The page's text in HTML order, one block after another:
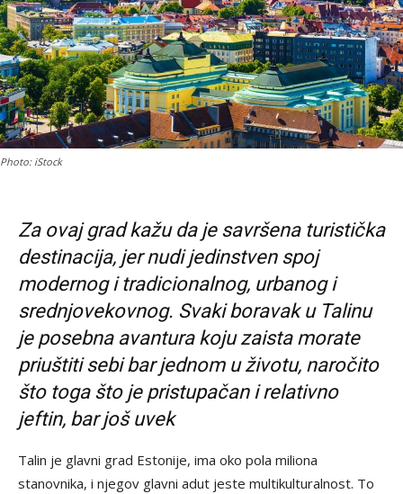
Photo: iStock
Za ovaj grad kažu da je savršena turistička
destinacija, jer nudi jedinstven spoj
modernog i tradicionalnog, urbanog i
srednjovekovnog. Svaki boravak u Talinu
je posebna avantura koju zaista morate
priuštiti sebi bar jednom u životu, naročito
što toga što je pristupačan i relativno
jeftin, bar još uvek
Talin je glavni grad Estonije, ima oko pola miliona
stanovnika, i njegov glavni adut jeste multikulturalnost. To